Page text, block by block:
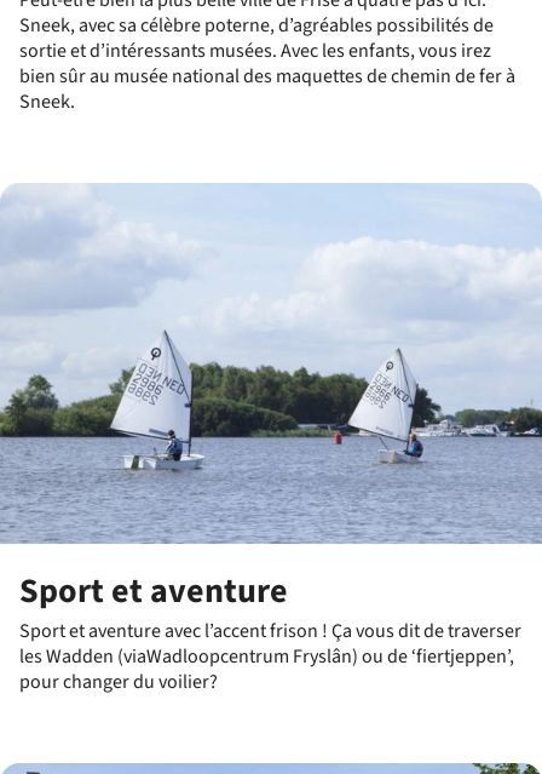
Sneek, avec sa célèbre poterne, d’agréables possibilités de
sortie et d’intéressants musées. Avec les enfants, vous irez
bien sûr au musée national des maquettes de chemin de fer à
Sneek.
Sport et aventure
Sport et aventure avec l’accent frison ! Ça vous dit de traverser
les Wadden (viaWadloopcentrum Fryslân) ou de ‘fiertjeppen’,
pour changer du voilier?